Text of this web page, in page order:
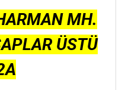
MH.
ÜSTÜ